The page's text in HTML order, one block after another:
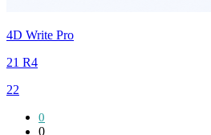
4D Write Pro
21 R4
22
0
0